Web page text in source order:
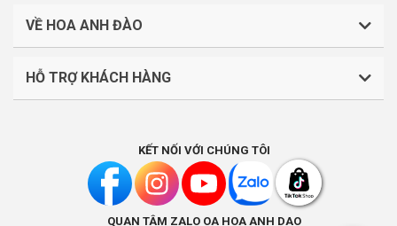
VỀ HOA ANH ĐÀO
CÔNG TY TNHH J BEAUTY
Liên hệ: (028).7303.9118
HỖ TRỢ KHÁCH HÀNG
Chính sách vận chuyển, giao nhận
Chính sách đổi trả và hoàn tiền
KẾT NỐI VỚI CHÚNG TÔI
QUAN TÂM ZALO OA HOA ANH DAO